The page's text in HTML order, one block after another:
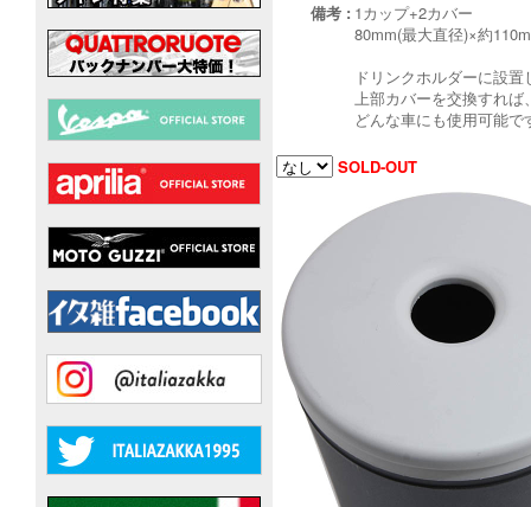
備考 : 1カップ+2カバー
80mm(最大直径)×約
ドリンクホルダーに設
上部カバーを交換すれ
どんな車にも使用可能で
SOLD-OUT